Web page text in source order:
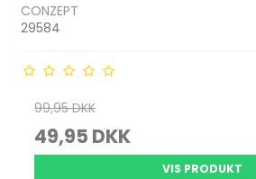
CONZEPT
29584
99,95 DKK
49,95 DKK
VIS PRODUKT